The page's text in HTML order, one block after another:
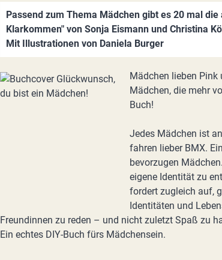
Passend zum Thema Mädchen gibt es 20 mal
Klarkommen" von Sonja Eismann und Christina
Mit Illustrationen von Daniela Burger
Mädchen lieben Pink
Mädchen, die mehr
Buch!
Jedes Mädchen ist
fahren lieber BMX.
bevorzugen
eigene Identität zu
fordert zugleich auf,
Identitäten und
Freundinnen zu reden – und nicht zuletzt Spaß zu
Ein echtes DIY-Buch fürs Mädchensein.